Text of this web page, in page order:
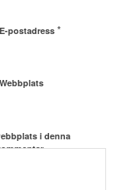
E-postadress *
Webbplats
i denna